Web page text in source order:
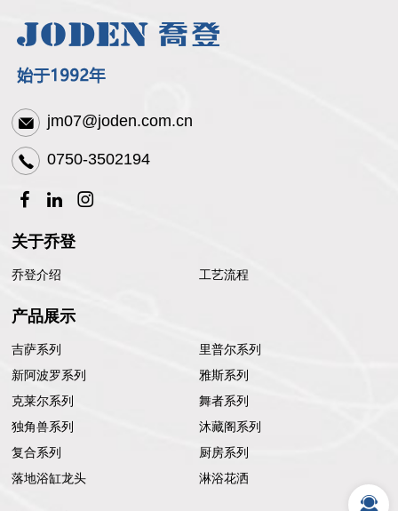
jm07@joden.com.cn
0750-3502194
关于乔登
乔登介绍 工艺流程
产品展示
吉萨系列
里普尔系列
新阿波罗系列
雅斯系列
克莱尔系列
舞者系列
独角兽系列
沐藏阁系列
复合系列
厨房系列
落地浴缸龙头
淋浴花洒